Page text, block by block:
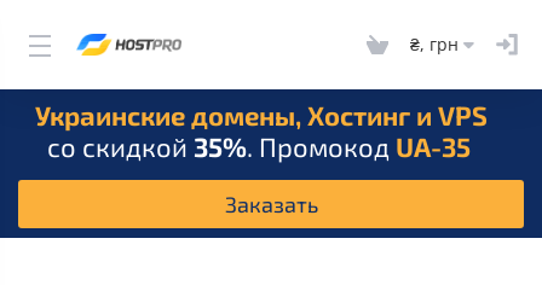
₴, грн
Украинские домены, Хостинг и VPS
со скидкой 35%. Промокод UA-35
Заказать